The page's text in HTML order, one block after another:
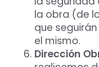
la obra (de
que
el mismo.
Dirección